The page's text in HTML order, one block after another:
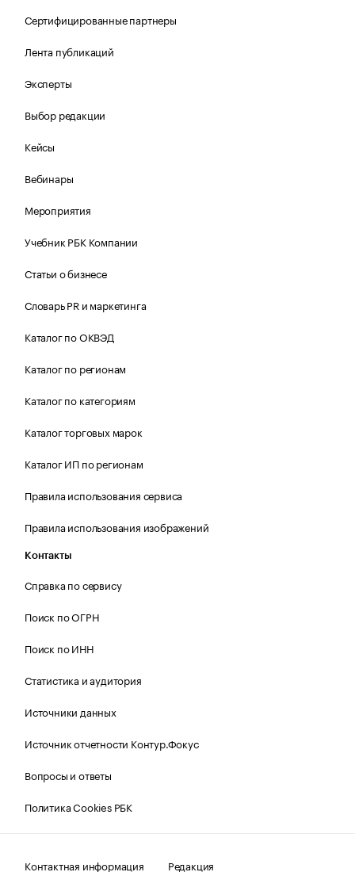
Сертифицированные партнеры
Лента публикаций
Эксперты
Выбор редакции
Кейсы
Вебинары
Мероприятия
Учебник РБК Компании
Статьи о бизнесе
Словарь PR и маркетинга
Каталог по ОКВЭД
Каталог по регионам
Каталог по категориям
Каталог торговых марок
Каталог ИП по регионам
Правила использования сервиса
Правила использования изображений
Контакты
Справка по сервису
Поиск по ОГРН
Поиск по ИНН
Статистика и аудитория
Источники данных
Источник отчетности Контур.Фокус
Вопросы и ответы
Политика Cookies РБК
Контактная информация Редакция